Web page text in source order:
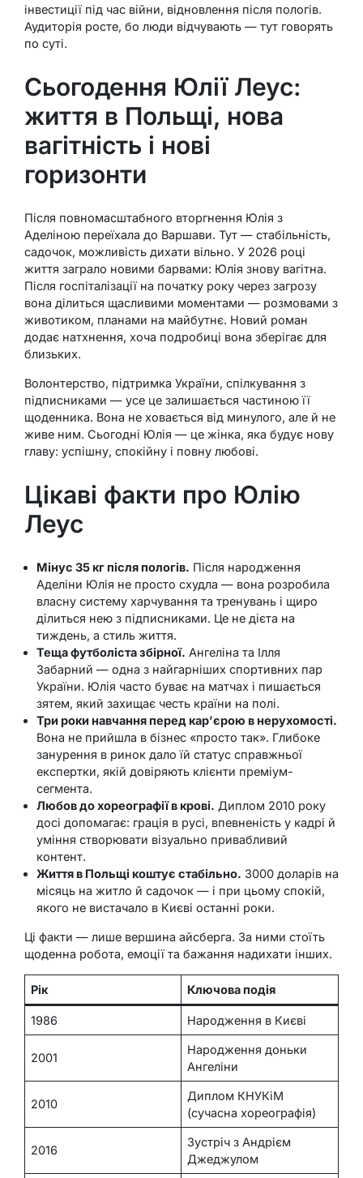
інвестиції під час війни, відновлення після пологів.
Аудиторія росте, бо люди відчувають — тут говорять
по суті.
Сьогодення Юлії Леус:
життя в Польщі, нова
вагітність і нові
горизонти
Після повномасштабного вторгнення Юлія з
Аделіною переїхала до Варшави. Тут — стабільність,
садочок, можливість дихати вільно. У 2026 році
життя заграло новими барвами: Юлія знову вагітна.
Після госпіталізації на початку року через загрозу
вона ділиться щасливими моментами — розмовами з
животиком, планами на майбутнє. Новий роман
додає натхнення, хоча подробиці вона зберігає для
близьких.
Волонтерство, підтримка України, спілкування з
підписниками — усе це залишається частиною її
щоденника. Вона не ховається від минулого, але й не
живе ним. Сьогодні Юлія — це жінка, яка будує нову
главу: успішну, спокійну і повну любові.
Цікаві факти про Юлію
Леус
Мінус 35 кг після пологів. Після народження
Аделіни Юлія не просто схудла — вона розробила
власну систему харчування та тренувань і щиро
ділиться нею з підписниками. Це не дієта на
тиждень, а стиль життя.
Теща футболіста збірної. Ангеліна та Ілля
Забарний — одна з найгарніших спортивних пар
України. Юлія часто буває на матчах і пишається
зятем, який захищає честь країни на полі.
Три роки навчання перед кар’єрою в нерухомості.
Вона не прийшла в бізнес «просто так». Глибоке
занурення в ринок дало їй статус справжньої
експертки, якій довіряють клієнти преміум-
сегмента.
Любов до хореографії в крові. Диплом 2010 року
досі допомагає: грація в русі, впевненість у кадрі й
уміння створювати візуально привабливий
контент.
Життя в Польщі коштує стабільно. 3000 доларів на
місяць на житло й садочок — і при цьому спокій,
якого не вистачало в Києві останні роки.
Ці факти — лише вершина айсберга. За ними стоїть
щоденна робота, емоції та бажання надихати інших.
Рік Ключова подія
1986 Народження в Києві
2001
Народження доньки
Ангеліни
2010
Диплом КНУКіМ
(сучасна хореографія)
2016
Зустріч з Андрієм
Джеджулом